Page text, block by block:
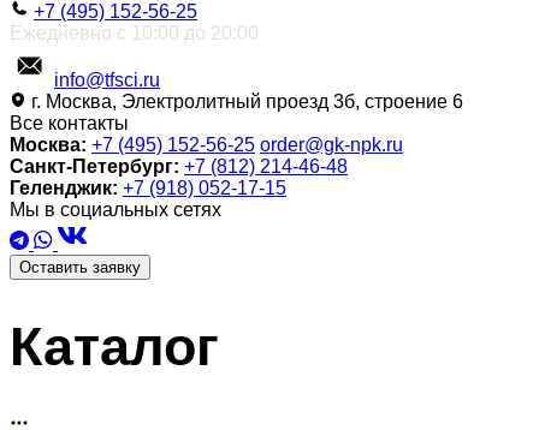
+7 (495) 152-56-25
Ежедневно с 10:00 до 20:00
info@tfsci.ru
г. Москва, Электролитный проезд 3б, строение 6
Все контакты
Москва: +7 (495) 152-56-25 order@gk-npk.ru
Санкт-Петербург: +7 (812) 214-46-48
Геленджик: +7 (918) 052-17-15
Мы в социальных сетях
Оставить заявку
Каталог